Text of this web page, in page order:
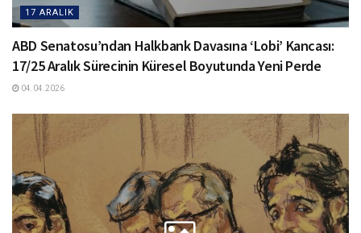
17 ARALIK
ABD Senatosu’ndan Halkbank Davasına ‘Lobi’ Kancası:
17/25 Aralık Sürecinin Küresel Boyutunda Yeni Perde
04.04.2026